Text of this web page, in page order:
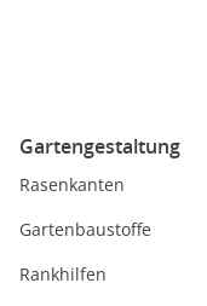
Gartengestaltung
Rasenkanten
Gartenbaustoffe
Rankhilfen